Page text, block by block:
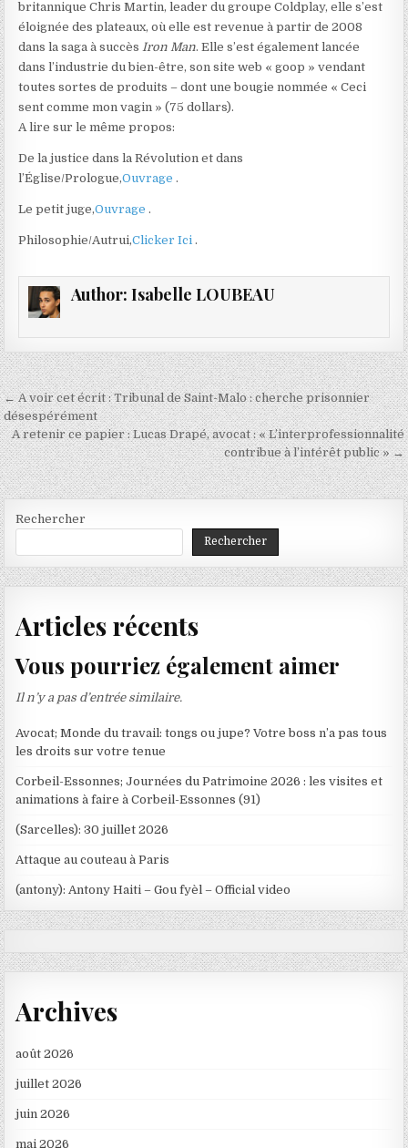
britannique Chris Martin, leader du groupe Coldplay, elle s’est
éloignée des plateaux, où elle est revenue à partir de 2008
dans la saga à succèsIron Man. Elle s’est également lancée
dans l’industrie du bien-être, son site web « goop » vendant
toutes sortes de produits – dont une bougie nommée « Ceci
sent comme mon vagin » (75 dollars).
A lire sur le même propos:
De la justice dans la Révolution et dans
l’Église/Prologue,Ouvrage.
Le petit juge,Ouvrage.
Philosophie/Autrui,Clicker Ici.
Author: Isabelle LOUBEAU
Navigation
de
l’article
← A voir cet écrit : Tribunal de Saint-Malo : cherche prisonnier
désespérément
A retenir ce papier : Lucas Drapé, avocat : « L’interprofessionnalité
contribue à l’intérêt public » →
Rechercher
Rechercher
Articles récents
Vous pourriez également aimer
Il n’y a pas d’entrée similaire.
Avocat; Monde du travail: tongs ou jupe? Votre boss n’a pas tous
les droits sur votre tenue
Corbeil-Essonnes; Journées du Patrimoine 2026 : les visites et
animations à faire à Corbeil-Essonnes (91)
(Sarcelles): 30 juillet 2026
Attaque au couteau à Paris
(antony): Antony Haiti – Gou fyèl – Official video
Archives
août 2026
juillet 2026
juin 2026
mai 2026